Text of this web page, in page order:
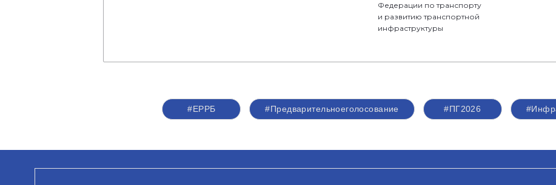
Федерации по транспорту
и развитию транспортной
инфраструктуры
#ЕРРБ #Предварительноеголосование #ПГ2026